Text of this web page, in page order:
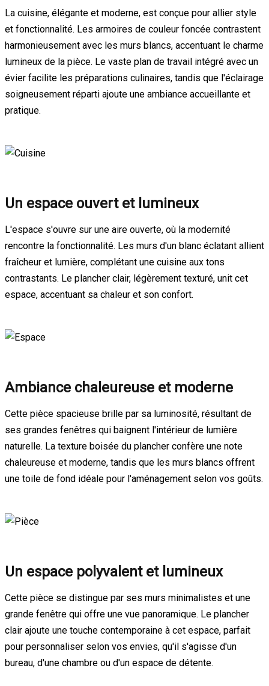
La cuisine, élégante et moderne, est conçue pour allier style
et fonctionnalité. Les armoires de couleur foncée contrastent
harmonieusement avec les murs blancs, accentuant le charme
lumineux de la pièce. Le vaste plan de travail intégré avec un
évier facilite les préparations culinaires, tandis que l'éclairage
soigneusement réparti ajoute une ambiance accueillante et
pratique.
Un espace ouvert et lumineux
L'espace s'ouvre sur une aire ouverte, où la modernité
rencontre la fonctionnalité. Les murs d'un blanc éclatant allient
fraîcheur et lumière, complétant une cuisine aux tons
contrastants. Le plancher clair, légèrement texturé, unit cet
espace, accentuant sa chaleur et son confort.
Ambiance chaleureuse et moderne
Cette pièce spacieuse brille par sa luminosité, résultant de
ses grandes fenêtres qui baignent l'intérieur de lumière
naturelle. La texture boisée du plancher confère une note
chaleureuse et moderne, tandis que les murs blancs offrent
une toile de fond idéale pour l'aménagement selon vos goûts.
Un espace polyvalent et lumineux
Cette pièce se distingue par ses murs minimalistes et une
grande fenêtre qui offre une vue panoramique. Le plancher
clair ajoute une touche contemporaine à cet espace, parfait
pour personnaliser selon vos envies, qu'il s'agisse d'un
bureau, d'une chambre ou d'un espace de détente.